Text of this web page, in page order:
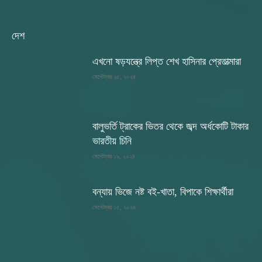
দেশ
এখনো ষড়যন্ত্রে লিপ্ত শেখ হাসিনার প্রেতাত্মারা
সেপ্টেম্বর ২৫, ২০২৪
বালুভর্তি ট্রাকের ভিতর থেকে জব্দ অর্ধকোটি টাকার
ভারতীয় চিনি
সেপ্টেম্বর ১৯, ২০২৪
বন্যায় ভিজে নষ্ট বই-খাতা, বিপাকে শিক্ষার্থীরা
সেপ্টেম্বর ১৫, ২০২৪